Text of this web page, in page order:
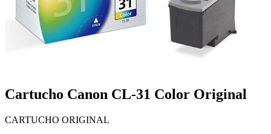
Cartucho Canon CL-31 Color Original
CARTUCHO ORIGINAL